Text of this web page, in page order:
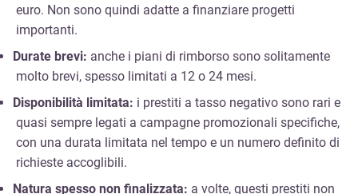
euro. Non sono quindi adatte a finanziare progetti
importanti.
Durate brevi: anche i piani di rimborso sono solitamente
molto brevi, spesso limitati a 12 o 24 mesi.
Disponibilità limitata: i prestiti a tasso negativo sono rari e
quasi sempre legati a campagne promozionali specifiche,
con una durata limitata nel tempo e un numero definito di
richieste accoglibili.
Natura spesso non finalizzata: a volte, questi prestiti non